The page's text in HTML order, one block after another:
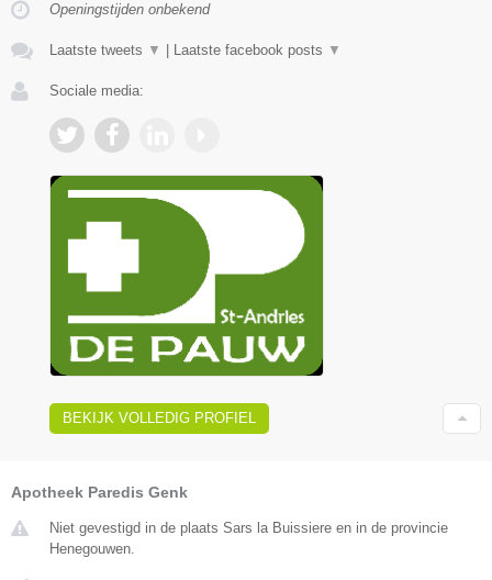
Openingstijden onbekend
Laatste tweets ▼ Laatste facebook posts ▼
Sociale media:
BEKIJK VOLLEDIG PROFIEL
Apotheek Paredis Genk
Niet gevestigd in de plaats Sars la Buissiere en in de provincie
Henegouwen.